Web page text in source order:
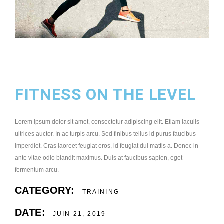
FITNESS ON THE LEVEL
Lorem ipsum dolor sit amet, consectetur adipiscing elit. Etiam iaculis
ultrices auctor. In ac turpis arcu. Sed finibus tellus id purus faucibus
imperdiet. Cras laoreet feugiat eros, id feugiat dui mattis a. Donec in
ante vitae odio blandit maximus. Duis at faucibus sapien, eget
fermentum arcu.
CATEGORY: TRAINING
DATE: JUIN 21, 2019